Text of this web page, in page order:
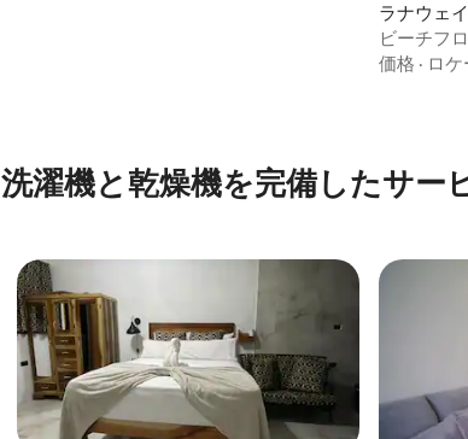
ラナウェ
ビーチフ
ムスイー
価格 · ロ
洗濯機と乾燥機を完備したサー